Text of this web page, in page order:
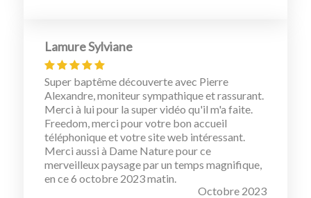
Lamure Sylviane
Super baptême découverte avec Pierre
Alexandre, moniteur sympathique et rassurant.
Merci à lui pour la super vidéo qu'il m'a faite.
Freedom, merci pour votre bon accueil
téléphonique et votre site web intéressant.
Merci aussi à Dame Nature pour ce
merveilleux paysage par un temps magnifique,
en ce 6 octobre 2023 matin.
Octobre 2023